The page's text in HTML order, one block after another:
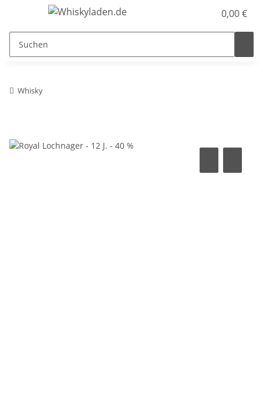
0,00 €
Whisky